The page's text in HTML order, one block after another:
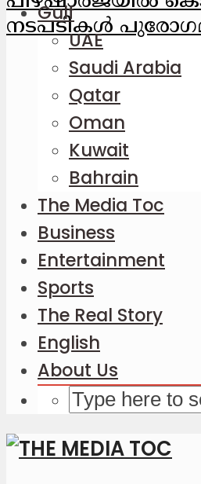
നടപടികള്‍
Gulf
UAE
Saudi Arabia
Qatar
Oman
Kuwait
Bahrain
The Media Toc
Business
Entertainment
Sports
The Real Story
English
About Us